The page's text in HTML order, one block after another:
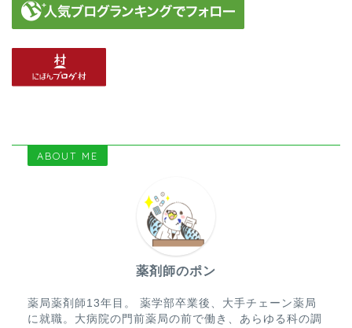
ABOUT ME
薬剤師のポン
薬局薬剤師13年目。 薬学部卒業後、大手チェーン薬局
に就職。大病院の門前薬局の前で働き、あらゆる科の調